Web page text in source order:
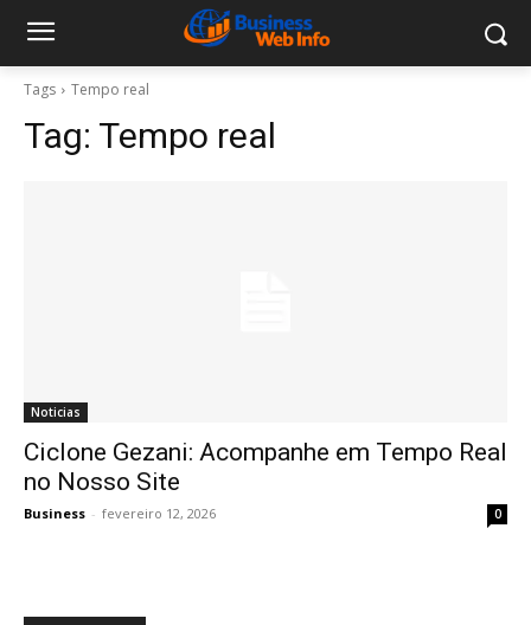
Tags Tempo real
Tag: Tempo real
Noticias
Ciclone Gezani: Acompanhe em Tempo Real
no Nosso Site
Business - fevereiro 12, 2026 0